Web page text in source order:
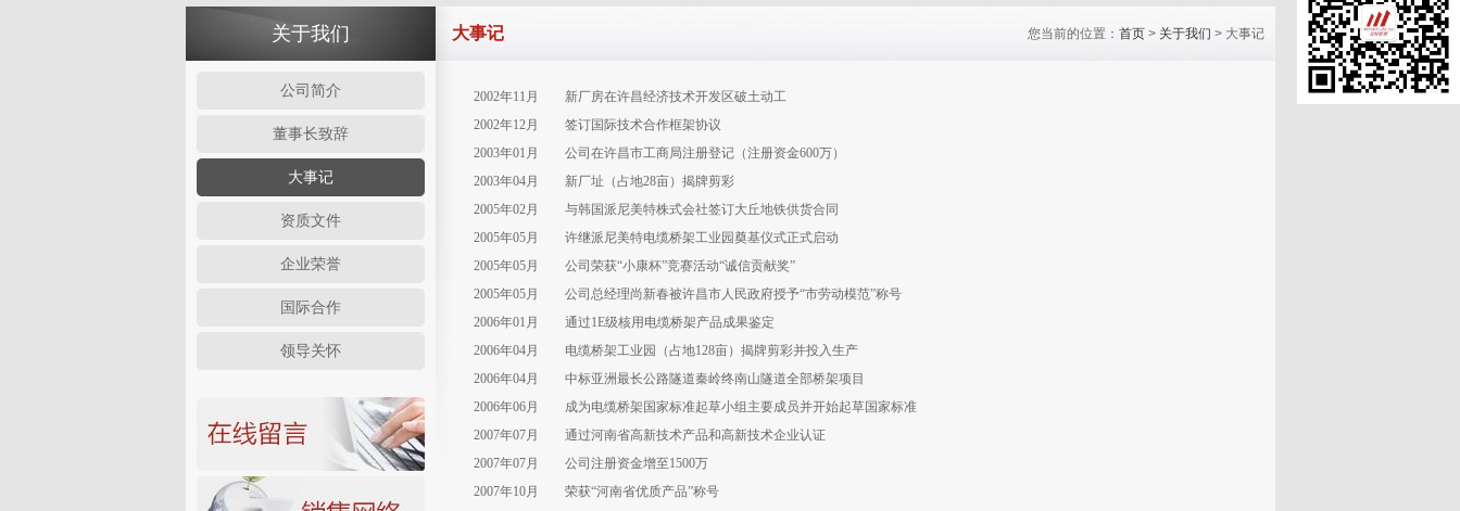
关于我们
公司简介
董事长致辞
大事记
资质文件
企业荣誉
国际合作
领导关怀
大事记 您当前的位置： 首页> 关于我们 > 大事记
2002年11月 新厂房在许昌经济技术开发区破土动工
2002年12月 签订国际技术合作框架协议
2003年01月 公司在许昌市工商局注册登记（注册资金600万）
2003年04月 新厂址（占地28亩）揭牌剪彩
2005年02月 与韩国派尼美特株式会社签订大丘地铁供货合同
2005年05月 许继派尼美特电缆桥架工业园奠基仪式正式启动
2005年05月 公司荣获“小康杯”竞赛活动“诚信贡献奖”
2005年05月 公司总经理尚新春被许昌市人民政府授予“市劳动模范”称号
2006年01月 通过1E级核用电缆桥架产品成果鉴定
2006年04月 电缆桥架工业园（占地128亩）揭牌剪彩并投入生产
2006年04月 中标亚洲最长公路隧道秦岭终南山隧道全部桥架项目
2006年06月 成为电缆桥架国家标准起草小组主要成员并开始起草国家标准
2007年07月 通过河南省高新技术产品和高新技术企业认证
2007年07月 公司注册资金增至1500万
2007年10月 荣获“河南省优质产品”称号